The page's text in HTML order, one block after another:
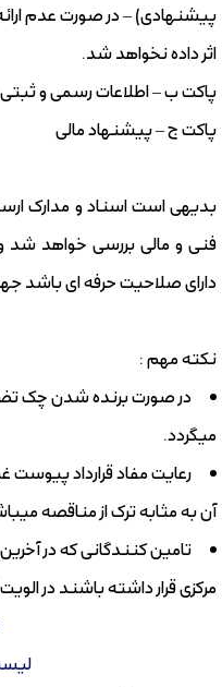
پیشنهادی) – در صورت عدم
اثر داده نخواهد شد.
پاکت ب – اطلاعات رسمی و
پاکت ج – پیشنهاد مالی
بدیهی است اسناد و مدارک
فنی و مالی بررسی خواهد
دارای صلاحیت حرفه ای باشد
نکته مهم :
در صورت برنده شدن چک
میگردد.
رعایت مفاد قرارداد پیوست
آن به مثابه ترک از مناقصه
تامین کنندگانی که در
مرکزی قرار داشته باشند در الویت